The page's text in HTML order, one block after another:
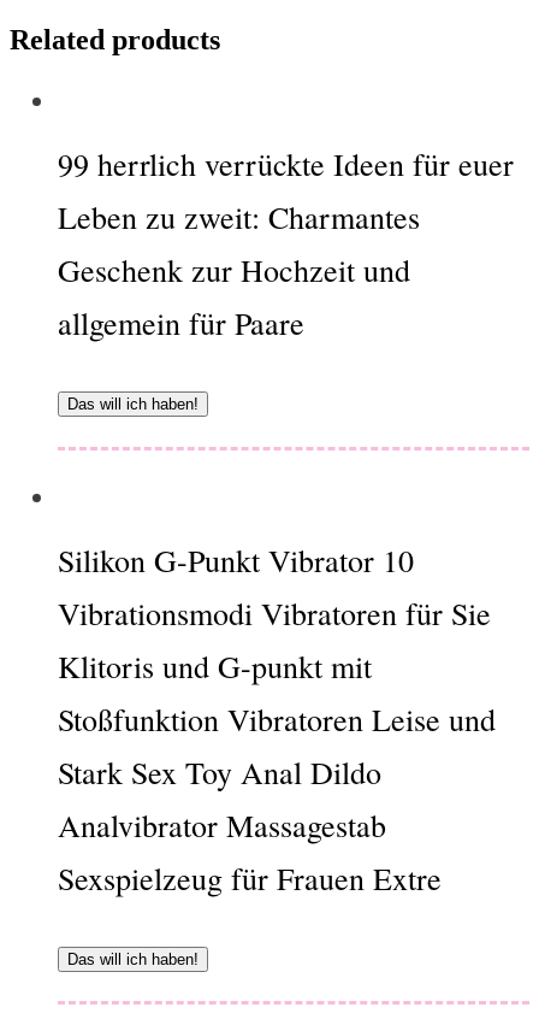
Related products
99 herrlich verrückte Ideen für euer
Leben zu zweit: Charmantes
Geschenk zur Hochzeit und
allgemein für Paare
Das will ich haben!
Silikon G-Punkt Vibrator 10
Vibrationsmodi Vibratoren für Sie
Klitoris und G-punkt mit
Stoßfunktion Vibratoren Leise und
Stark Sex Toy Anal Dildo
Analvibrator Massagestab
Sexspielzeug für Frauen Extre
Das will ich haben!